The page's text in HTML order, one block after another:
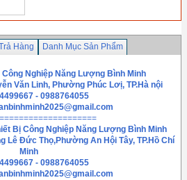
Hàng
Danh Mục Sản Phẩm
Nghiệp Năng Lượng Bình Minh
Văn Linh, Phường Phúc Lơị, TP.Hà nội
- 0988764055
Bị Công Nghiệp Năng Lượng Bình Minh
Lê Đức Thọ,Phường An Hội Tây, TP.Hồ Chí
Minh
- 0988764055